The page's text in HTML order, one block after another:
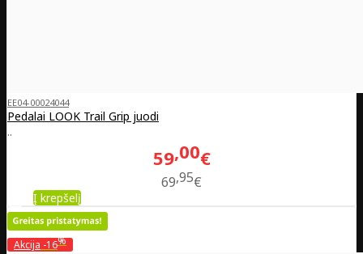
EE04-00024044
Pedalai LOOK Trail Grip juodi
..
59 00€
69 95€
Į krepšelį
Akcija -16%